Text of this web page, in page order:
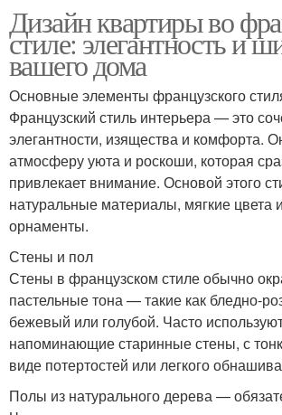
Дизайн квартиры во
стиле: элегантность и
вашего дома
Основные элементы французского
Французский стиль интерьера — это
элегантности, изящества и комфорта.
атмосферу уюта и роскоши, которая
привлекает внимание. Основой этого
натуральные материалы, мягкие цвета
орнаменты.
Стены и пол
Стены в французском стиле обычно
пастельные тона — такие как бледно-
бежевый или голубой. Часто
напоминающие старинные стены, с
виде потертостей или легкого
Полы из натурального дерева —